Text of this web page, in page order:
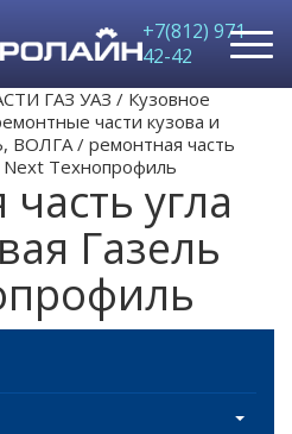
+7(812) 971-
42-42
ГАЗ УАЗ / Кузовное
части кузова и
ВОЛГА/ ремонтная часть
Next Технопрофиль
угла
Газель